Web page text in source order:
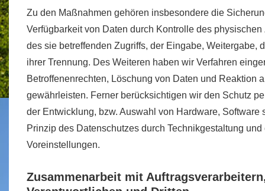
Zu den Maßnahmen gehören insbesondere die
Verfügbarkeit von Daten durch Kontrolle des
des sie betreffenden Zugriffs, der Eingabe, Weitergabe,
ihrer Trennung. Des Weiteren haben wir Verfahren
Betroffenenrechten, Löschung von Daten und Reaktion
gewährleisten. Ferner berücksichtigen wir den Schutz
der Entwicklung, bzw. Auswahl von Hardware, Software
Prinzip des Datenschutzes durch Technikgestaltung
Voreinstellungen.
Zusammenarbeit mit